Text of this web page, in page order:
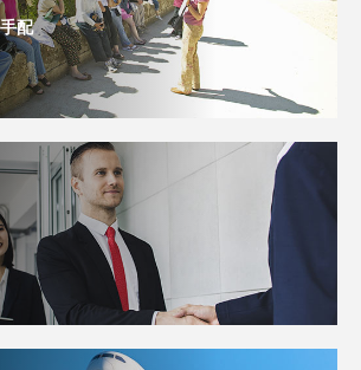
配